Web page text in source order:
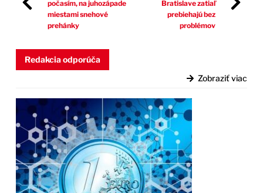
počasím, na juhozápade
miestami snehové
prehánky
Bratislave zatiaľ
prebiehajú bez
problémov
Redakcia odporúča
Zobraziť viac